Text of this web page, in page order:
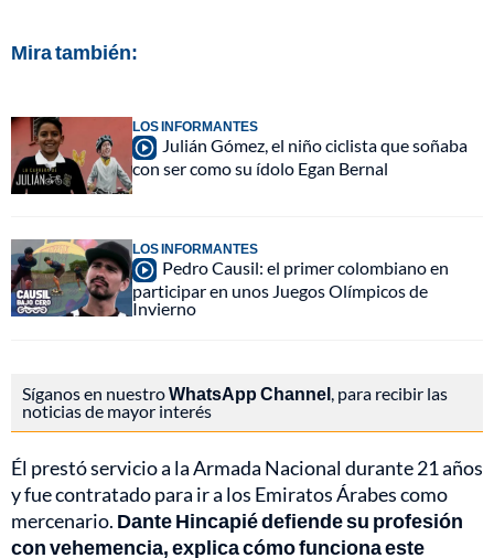
Mira también:
LOS INFORMANTES
Julián Gómez, el niño ciclista que soñaba
con ser como su ídolo Egan Bernal
LOS INFORMANTES
Pedro Causil: el primer colombiano en
participar en unos Juegos Olímpicos de
Invierno
Síganos en nuestroWhatsApp Channel, para recibir las
noticias de mayor interés
Él prestó servicio a la Armada Nacional durante 21 años
y fue contratado para ir a los Emiratos Árabes como
mercenario. Dante Hincapié defiende su profesión
con vehemencia, explica cómo funciona este